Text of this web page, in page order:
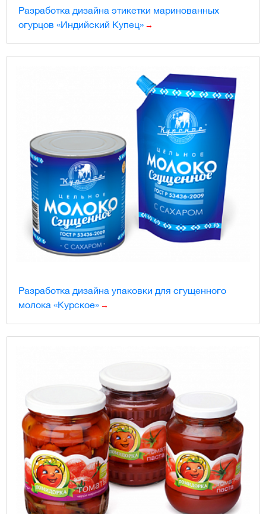
Разработка дизайна этикетки маринованных
огурцов «Индийский Купец»
Разработка дизайна упаковки для сгущенного
молока «Курское»